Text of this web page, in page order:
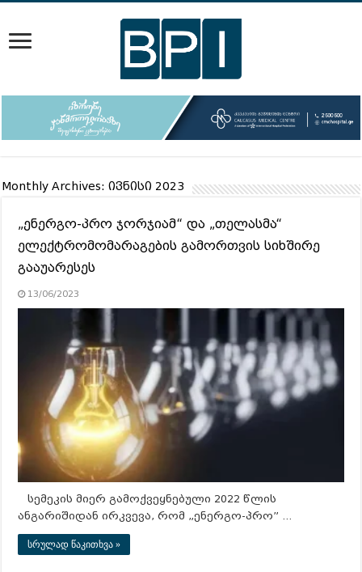
Monthly Archives:ივნისი 2023
„ენერგო-პრო ჯორჯიამ“ და „თელასმა“
ელექტრომომარაგების გამორთვის სიხშირე
გააუარესეს
13/06/2023
სემეკის მიერ გამოქვეყნებული 2022 წლის
ანგარიშიდან ირკვევა, რომ „ენერგო-პრო” …
სრულად წაკითხვა »